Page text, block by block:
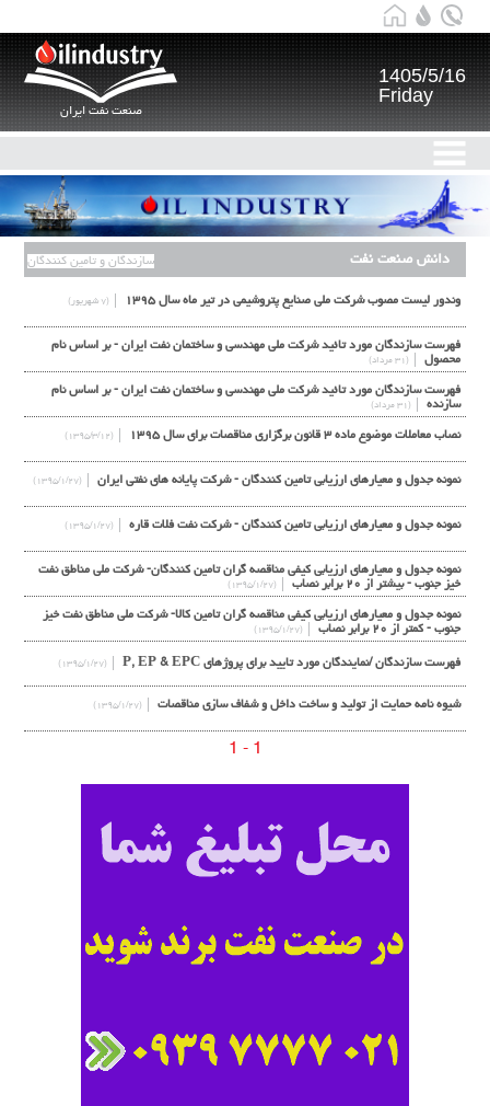
صنعت نفت ایران
1405/5/16
Friday
دانش صنعت نفت سازندگان و تامین کنندگان
وندور لیست مصوب شرکت ملی صنایع پتروشیمی در تیر ماه سال ۱۳۹۵ (۷ شهریور)
فهرست سازندگان مورد تائيد شركت ملي مهندسي و ساختمان نفت ايران - بر اساس نام
محصول
(۳۱ مرداد)
فهرست سازندگان مورد تائيد شركت ملي مهندسي و ساختمان نفت ايران - بر اساس نام
سازنده
(۳۱ مرداد)
نصاب معاملات موضوع ماده ۳ قانون برگزاری مناقصات برای سال ۱۳۹۵ (۱۳۹۵/۳/۱۲)
نمونه جدول و معیارهای ارزیابی تامین کنندگان - شرکت پایانه های نفتی ایران (۱۳۹۵/۱/۲۷)
نمونه جدول و معیارهای ارزیابی تامین کنندگان - شرکت نفت فلات قاره (۱۳۹۵/۱/۲۷)
نمونه جدول و معیارهای ارزيابي كيفي مناقصه گران تامین کنندگان- شرکت ملی مناطق نفت
خیز جنوب - بیشتر از ۲۰ برابر نصاب
(۱۳۹۵/۱/۲۷)
نمونه جدول و معیارهای ارزيابي كيفي مناقصه گران تامین کالا- شرکت ملی مناطق نفت خیز
جنوب - کمتر از ۲۰ برابر نصاب
(۱۳۹۵/۱/۲۷)
فهرست سازندگان /نمايندگان مورد تايید برای پروژهای P, EP & EPC (۱۳۹۵/۱/۲۷)
شیوه نامه حمایت از تولید و ساخت داخل و شفاف سازی مناقصات (۱۳۹۵/۱/۲۷)
1 - 1